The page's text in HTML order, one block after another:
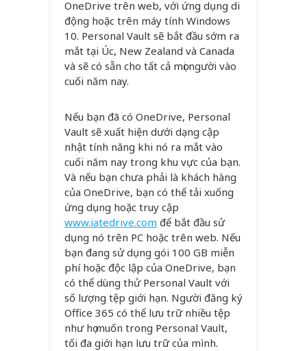
OneDrive trên web, với ứng dụng di
động hoặc trên máy tính Windows
10. Personal Vault sẽ bắt đầu sớm ra
mắt tại Úc, New Zealand và Canada
và sẽ có sẵn cho tất cả mọi người vào
cuối năm nay.
Nếu bạn đã có OneDrive, Personal
Vault sẽ xuất hiện dưới dạng cập
nhật tính năng khi nó ra mắt vào
cuối năm nay trong khu vực của bạn.
Và nếu bạn chưa phải là khách hàng
của OneDrive, bạn có thể tải xuống
ứng dụng hoặc truy cập
www.iatedrive.com để bắt đầu sử
dụng nó trên PC hoặc trên web. Nếu
bạn đang sử dụng gói 100 GB miễn
phí hoặc độc lập của OneDrive, bạn
có thể dùng thử Personal Vault với
số lượng tệp giới hạn. Người đăng ký
Office 365 có thể lưu trữ nhiều tệp
như họ muốn trong Personal Vault,
tối đa giới hạn lưu trữ của mình.